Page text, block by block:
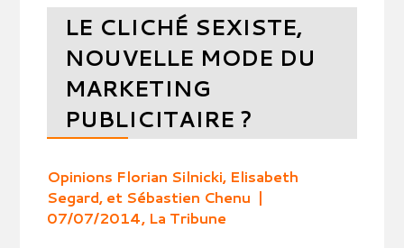
LE CLICHÉ SEXISTE,
NOUVELLE MODE DU
MARKETING
PUBLICITAIRE ?
Opinions Florian Silnicki, Elisabeth
Segard, et Sébastien Chenu |
07/07/2014, La Tribune